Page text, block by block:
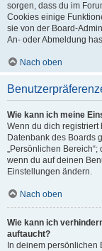
sorgen, dass du im
Cookies einige
sie von der Board-
An- oder Abmeldung
Nach oben
Wie kann ich meine
Wenn du dich
Datenbank des Boards
„Persönlichen
wenn du auf deinen
Einstellungen ändern.
Nach oben
Wie kann ich
auftaucht?
In deinem